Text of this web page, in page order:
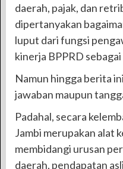
daerah, pajak, dan
dipertanyakan
luput dari fungsi
kinerja BPPRD
Namun hingga berita
jawaban maupun
Padahal, secara
Jambi merupakan alat
membidangi urusan
daerah, pendapatan